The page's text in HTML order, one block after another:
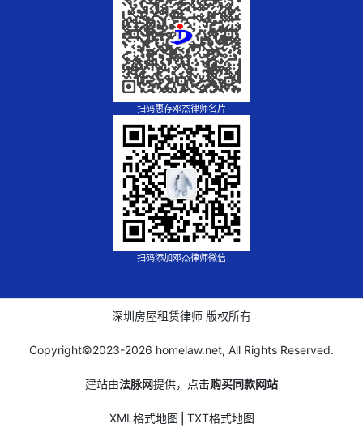
扫码惠存邓杰律师名片
扫码添加邓杰律师微信
深圳房屋租赁律师 版权所有
Copyright©2023-2026 homelaw.net, All Rights Reserved.
建站由法脉网提供，点击购买同款网站
XML格式地图 TXT格式地图